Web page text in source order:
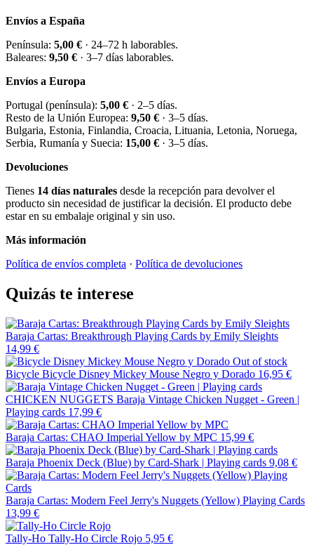
Envíos a España
Península: 5,00 € · 24–72 h laborables.
Baleares: 9,50 € · 3–7 días laborables.
Envíos a Europa
Portugal (península): 5,00 € · 2–5 días.
Resto de la Unión Europea: 9,50 € · 3–5 días.
Bulgaria, Estonia, Finlandia, Croacia, Lituania, Letonia, Noruega,
Serbia, Rumanía y Suecia: 15,00 € · 3–5 días.
Devoluciones
Tienes 14 días naturales desde la recepción para devolver el
producto sin necesidad de justificar la decisión. El producto debe
estar en su embalaje original y sin uso.
Más información
Política de envíos completa · Política de devoluciones
Quizás te interese
Baraja Cartas: Breakthrough Playing Cards by Emily Sleights
14,99 €
Out of stock
Bicycle Bicycle Disney Mickey Mouse Negro y Dorado 16,95 €
CHICKEN NUGGETS Baraja Vintage Chicken Nugget - Green |
Playing cards 17,99 €
Baraja Cartas: CHAO Imperial Yellow by MPC 15,99 €
Baraja Phoenix Deck (Blue) by Card-Shark | Playing cards 9,08 €
Baraja Cartas: Modern Feel Jerry's Nuggets (Yellow) Playing Cards
13,99 €
Tally-Ho Tally-Ho Circle Rojo 5,95 €